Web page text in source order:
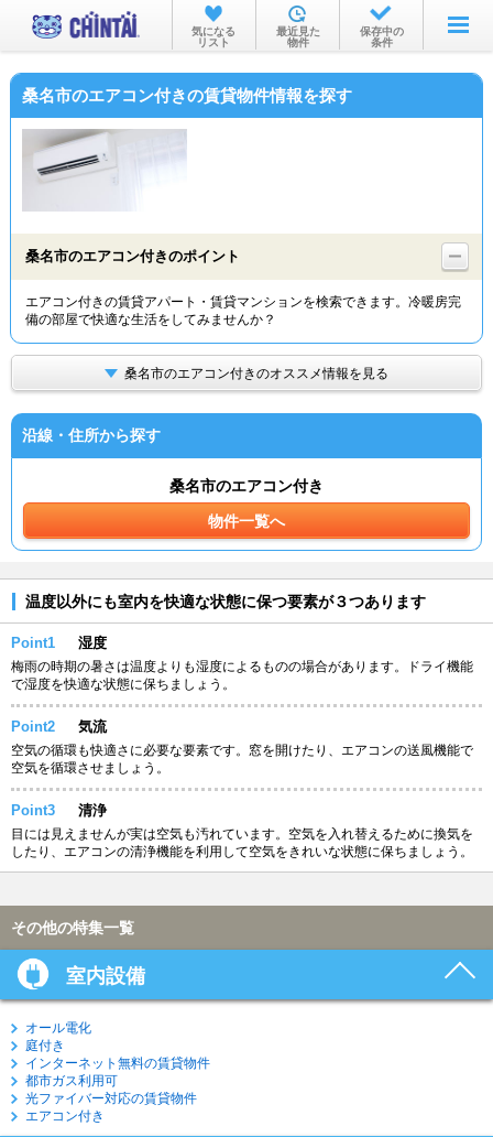
お部屋を探す
沿線・駅から
物件特集から
TOP
気になる
リスト
最近見た
物件
保存中の
条件
桑名市のエアコン付きの賃貸物件情報を探す
桑名市のエアコン付きのポイント
エアコン付きの賃貸アパート・賃貸マンションを検索できます。冷暖房完
備の部屋で快適な生活をしてみませんか？
桑名市のエアコン付きのオススメ情報を見る
沿線・住所から探す
桑名市のエアコン付き
物件一覧へ
温度以外にも室内を快適な状態に保つ要素が３つあります
Point1 湿度
梅雨の時期の暑さは温度よりも湿度によるものの場合があります。ドライ機能
で湿度を快適な状態に保ちましょう。
Point2 気流
空気の循環も快適さに必要な要素です。窓を開けたり、エアコンの送風機能で
空気を循環させましょう。
Point3 清浄
目には見えませんが実は空気も汚れています。空気を入れ替えるために換気を
したり、エアコンの清浄機能を利用して空気をきれいな状態に保ちましょう。
その他の特集一覧
室内設備
オール電化
庭付き
インターネット無料の賃貸物件
都市ガス利用可
光ファイバー対応の賃貸物件
エアコン付き